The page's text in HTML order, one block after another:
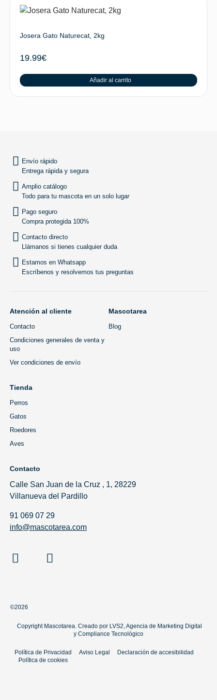
Josera Gato Naturecat, 2kg
19.99€
Añadir al carrito
Envío rápido
Entrega rápida y segura
Amplio catálogo
Todo para tu mascota en un solo lugar
Pago seguro
Compra protegida 100%
Contacto directo
Llámanos si tienes cualquier duda
Estamos en Whatsapp
Escríbenos y resolvemos tus preguntas
Atención al cliente
Contacto
Condiciones generales de venta y
uso
Ver condiciones de envío
Mascotarea
Blog
Tienda
Perros
Gatos
Roedores
Aves
Contacto
Calle San Juan de la Cruz , 1, 28229
Villanueva del Pardillo
91 069 07 29
info@mascotarea.com
©2026
Copyright Mascotarea. Creado porLVS2, Agencia de Marketing Digital
y Compliance Tecnológico
Política de Privacidad Aviso Legal
Declaración de accesibilidad
Política de cookies